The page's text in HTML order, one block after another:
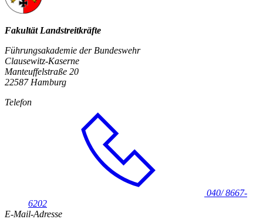
Fakultät Landstreitkräfte
Führungsakademie der Bundeswehr
Clausewitz-Kaserne
Manteuffelstraße 20
22587 Hamburg
Telefon
040/ 8667-
6202
E-Mail-Adresse